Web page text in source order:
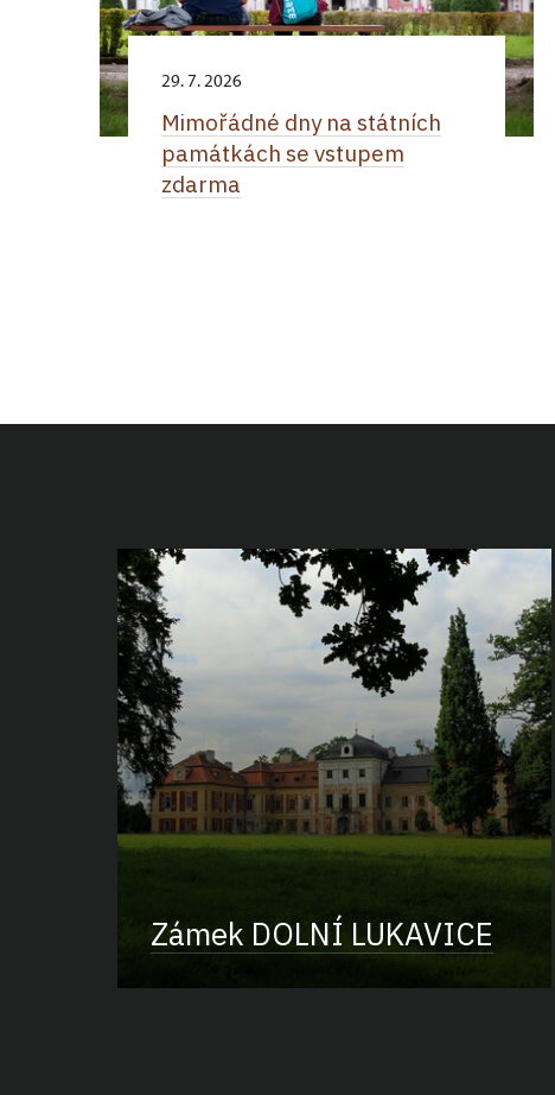
29. 7. 2026
Mimořádné dny na státních
památkách se vstupem
zdarma
Zámek DOLNÍ LUKAVICE